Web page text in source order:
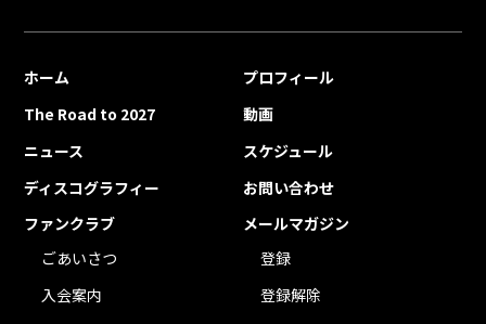
ホーム
プロフィール
The Road to 2027
動画
ニュース
スケジュール
ディスコグラフィー
お問い合わせ
ファンクラブ
ごあいさつ
入会案内
メールマガジン
登録
登録解除